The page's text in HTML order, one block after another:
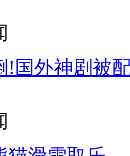
!国外神剧被